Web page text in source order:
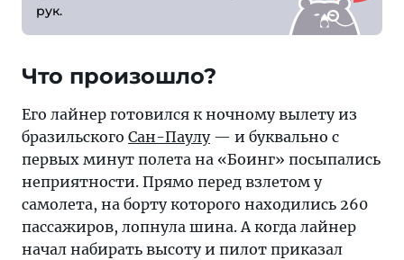
рук.
Что произошло?
Его лайнер готовился к ночному вылету из
бразильского Сан-Паулу— и буквально с
первых минут полета на «Боинг» посыпались
неприятности. Прямо перед взлетом у
самолета, на борту которого находились 260
пассажиров, лопнула шина. А когда лайнер
начал набирать высоту и пилот приказал